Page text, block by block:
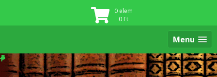
0 elem
0 Ft
Menu